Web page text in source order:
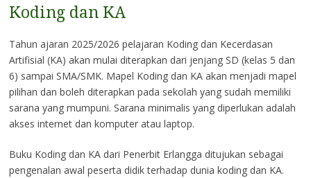
Koding dan KA
Tahun ajaran 2025/2026 pelajaran Koding dan Kecerdasan
Artifisial (KA) akan mulai diterapkan dari jenjang SD (kelas 5 dan
6) sampai SMA/SMK. Mapel Koding dan KA akan menjadi mapel
pilihan dan boleh diterapkan pada sekolah yang sudah memiliki
sarana yang mumpuni. Sarana minimalis yang diperlukan adalah
akses internet dan komputer atau laptop.
Buku Koding dan KA dari Penerbit Erlangga ditujukan sebagai
pengenalan awal peserta didik terhadap dunia koding dan KA.